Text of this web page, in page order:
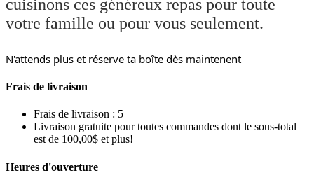
cuisinons ces généreux repas pour toute
votre famille ou pour vous seulement.
N'attends plus et réserve ta boîte dès maintenent
Frais de livraison
Frais de livraison : 5
Livraison gratuite pour toutes commandes dont le sous-total
est de 100,00$ et plus!
Heures d'ouverture